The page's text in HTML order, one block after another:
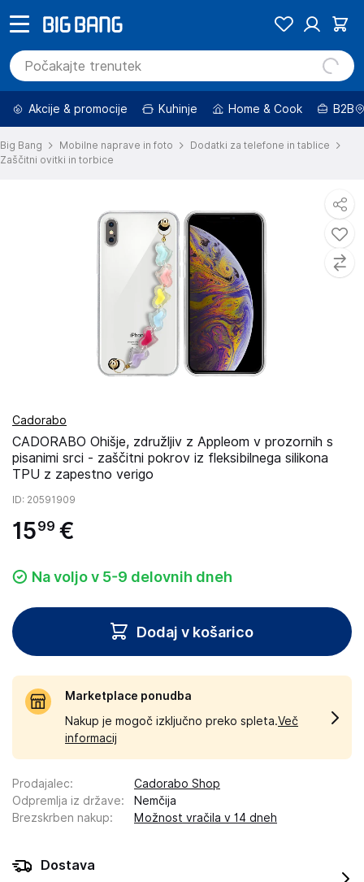
Akcije & promocije Kuhinje Home & Cook B2B
Big Bang Mobilne naprave in foto
Dodatki za telefone in tablice
Zaščitni ovitki in torbice
Cadorabo
CADORABO Ohišje, združljiv z Appleom v prozornih s
pisanimi srci - zaščitni pokrov iz fleksibilnega silikona
TPU z zapestno verigo
ID: 20591909
1599 €
Na voljo v 5-9 delovnih dneh
Dodaj v košarico
Marketplace ponudba
Nakup je mogoč izključno preko spleta.Več
informacij
Prodajalec:
Cadorabo Shop
Odpremlja iz države:
Nemčija
Brezskrben nakup: Možnost vračila v 14 dneh
Dostava